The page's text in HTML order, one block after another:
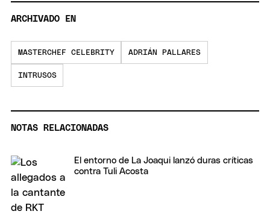
ARCHIVADO EN
MASTERCHEF CELEBRITY ADRIÁN PALLARES
INTRUSOS
NOTAS RELACIONADAS
El entorno de La Joaqui lanzó duras críticas
contra Tuli Acosta